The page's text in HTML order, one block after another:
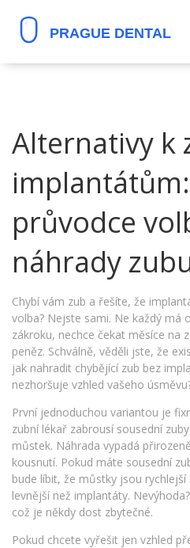
Alternativy k
průvodce
náhrady
Chybí vám zub a řešíte, že
volba? Nejste sami. Ne každý má
zákroku, nechce čekat měsíce na
peněz. Schválně, věděli jste, že
jak nahradit chybějící zub bez
nezhoršuje vzhled vašeho
První jednoduchou variantou je
zubní lékař zabrousí sousední
můstek. Náhrada vypadá
kousnutí. Pokud máte sousední
bude líbit, že můstky jsou
levnější než implantáty.
což je někdy dost zbytečné.
Pokud chcete vyřešit jen vzhled